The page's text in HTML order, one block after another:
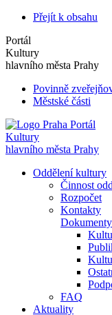
Přejít k obsahu
Portál
Kultury
hlavního města Prahy
Povinně
Městské části
Portál
Kultury
hlavního města Prahy
Oddělení kultury
Činnost
Rozpočet
Kontakty
Dokumenty
FAQ
Aktuality